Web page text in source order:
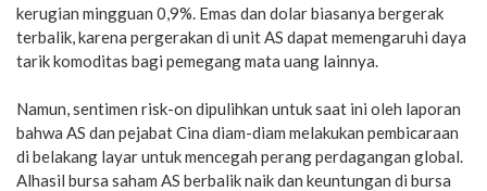
kerugian mingguan 0,9%. Emas dan dolar biasanya bergerak
terbalik, karena pergerakan di unit AS dapat memengaruhi daya
tarik komoditas bagi pemegang mata uang lainnya.
Namun, sentimen risk-on dipulihkan untuk saat ini oleh laporan
bahwa AS dan pejabat Cina diam-diam melakukan pembicaraan
di belakang layar untuk mencegah perang perdagangan global.
Alhasil bursa saham AS berbalik naik dan keuntungan di bursa